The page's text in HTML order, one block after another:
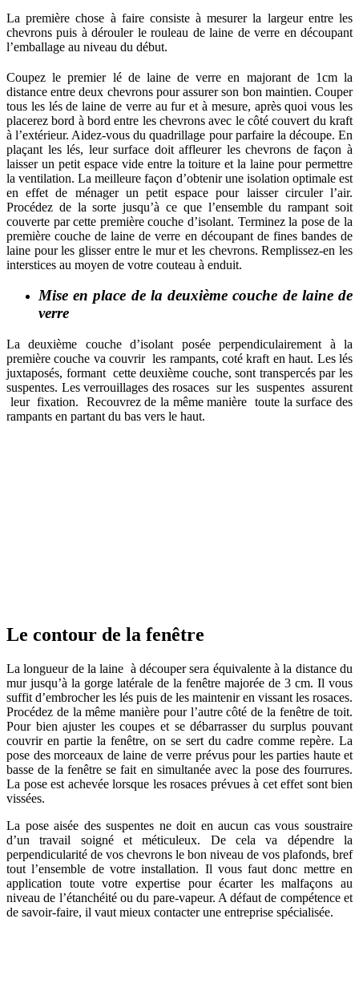
La première chose à faire consiste à mesurer la largeur entre les
chevrons puis à dérouler le rouleau de laine de verre en découpant
l’emballage au niveau du début.
Coupez le premier lé de laine de verre en majorant de 1cm la
distance entre deux chevrons pour assurer son bon maintien. Couper
tous les lés de laine de verre au fur et à mesure, après quoi vous les
placerez bord à bord entre les chevrons avec le côté couvert du kraft
à l’extérieur. Aidez-vous du quadrillage pour parfaire la découpe. En
plaçant les lés, leur surface doit affleurer les chevrons de façon à
laisser un petit espace vide entre la toiture et la laine pour permettre
la ventilation. La meilleure façon d’obtenir une isolation optimale est
en effet de ménager un petit espace pour laisser circuler l’air.
Procédez de la sorte jusqu’à ce que l’ensemble du rampant soit
couverte par cette première couche d’isolant. Terminez la pose de la
première couche de laine de verre en découpant de fines bandes de
laine pour les glisser entre le mur et les chevrons. Remplissez-en les
interstices au moyen de votre couteau à enduit.
Mise en place de la deuxième couche de laine de
verre
La deuxième couche d’isolant posée perpendiculairement à la
première couche va couvrir les rampants, coté kraft en haut. Les lés
juxtaposés, formant cette deuxième couche, sont transpercés par les
suspentes. Les verrouillages des rosaces sur les suspentes assurent
leur fixation. Recouvrez de la même manière toute la surface des
rampants en partant du bas vers le haut.
Le contour de la fenêtre
La longueur de la laine à découper sera équivalente à la distance du
mur jusqu’à la gorge latérale de la fenêtre majorée de 3 cm. Il vous
suffit d’embrocher les lés puis de les maintenir en vissant les rosaces.
Procédez de la même manière pour l’autre côté de la fenêtre de toit.
Pour bien ajuster les coupes et se débarrasser du surplus pouvant
couvrir en partie la fenêtre, on se sert du cadre comme repère. La
pose des morceaux de laine de verre prévus pour les parties haute et
basse de la fenêtre se fait en simultanée avec la pose des fourrures.
La pose est achevée lorsque les rosaces prévues à cet effet sont bien
vissées.
La pose aisée des suspentes ne doit en aucun cas vous soustraire
d’un travail soigné et méticuleux. De cela va dépendre la
perpendicularité de vos chevrons le bon niveau de vos plafonds, bref
tout l’ensemble de votre installation. Il vous faut donc mettre en
application toute votre expertise pour écarter les malfaçons au
niveau de l’étanchéité ou du pare-vapeur. A défaut de compétence et
de savoir-faire, il vaut mieux contacter une entreprise spécialisée.